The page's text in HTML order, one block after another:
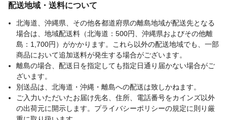
配送地域・送料について
北海道、沖縄県、その他各都道府県の離島地域が配送先となる
場合は、地域配送料（北海道：500円、沖縄県およびその他離
島：1,700円）がかかります。これら以外の配送地域でも、一部
商品において追加送料が発生する場合がございます。
離島の場合、配送日を指定しても指定日通り届かない場合がご
ざいます。
別送品は、北海道・沖縄・離島への配送は致しかねます。
ご入力いただいたお届け先名、住所、電話番号をカインズ以外
の出荷元に開示します。プライバシーポリシーの規定に則り厳